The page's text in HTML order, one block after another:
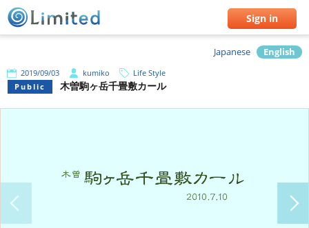
Sign in
Japanese English
2019/09/03 kumiko
Life Style
Public
木曽駒ヶ岳千畳敷カール